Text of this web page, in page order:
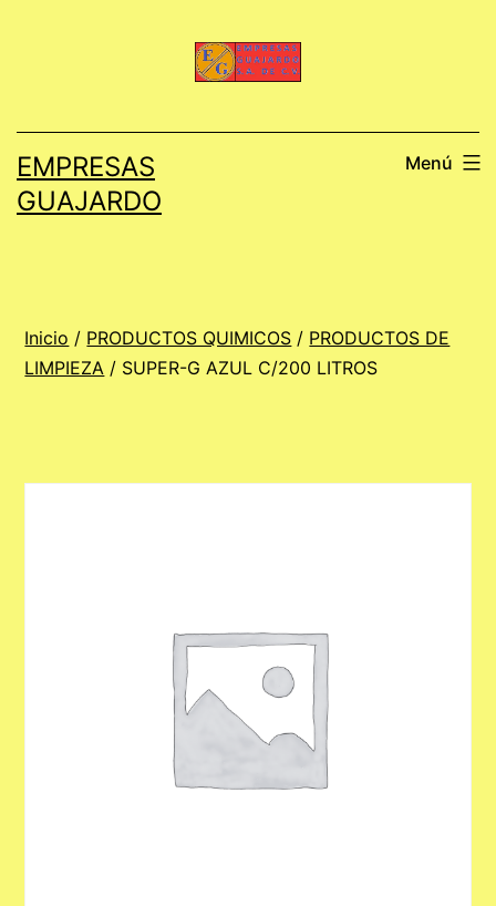
EMPRESAS
GUAJARDO
Menú
Inicio / PRODUCTOS QUIMICOS / PRODUCTOS DE
LIMPIEZA / SUPER-G AZUL C/200 LITROS